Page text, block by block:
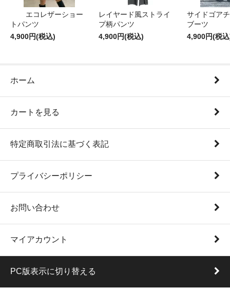
エコレザーショー
トパンツ
4,900円(税込)
レイヤード風ストライ
プ柄パンツ
4,900円(税込)
サイドゴア
ブーツ
4,900円(税
ホーム
カートを見る
特定商取引法に基づく表記
プライバシーポリシー
お問い合わせ
マイアカウント
PC版表示に切り替える